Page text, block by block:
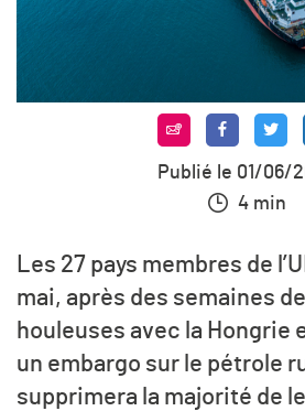
Publié le 01/06/
4 min
Les 27 pays membres de
mai, après des semaines
houleuses avec la Hongrie
un embargo sur le pétrole
supprimera la majorité de